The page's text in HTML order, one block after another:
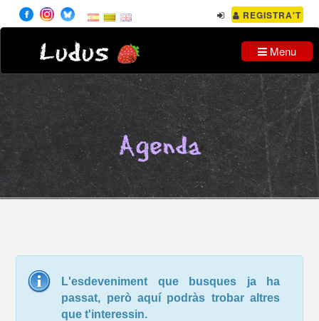
REGISTRA'T
Ludus Menu
Agenda
L'esdeveniment que busques ja ha
passat, però aquí podràs trobar altres
que t'interessin.